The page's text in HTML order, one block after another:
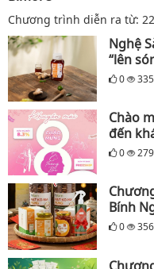
Chương trình diễn ra từ:
Nghệ
“lên
0 335
Chào
đến
0 279
Bính
0 356